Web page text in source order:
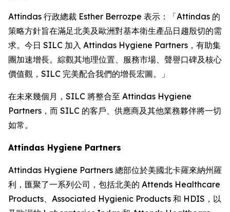
Attindas 行政總裁 Esther Berrozpe 表示：「Attindas 的
策略方針旨在滿足北美及歐洲對基本衛生產品日趨殷切的需
求。今日 SILC 加入 Attindas Hygiene Partners，有助集
團加速增長。綜觀其地理位置、服務市場、聲譽口碑及核心
價值觀，SILC 完美配合我們的增長宏圖。」
在未來幾個月，SILC 將整合至 Attindas Hygiene
Partners，而 SILC 的客戶、供應商及其他業務夥伴將一切
如常。
Attindas Hygiene Partners
Attindas Hygiene Partners 總部位於美國北卡羅來納州羅
利，匯聚了一系列公司，包括北美的 Attends Healthcare
Products、Associated Hygienic Products 和 HDIS，以